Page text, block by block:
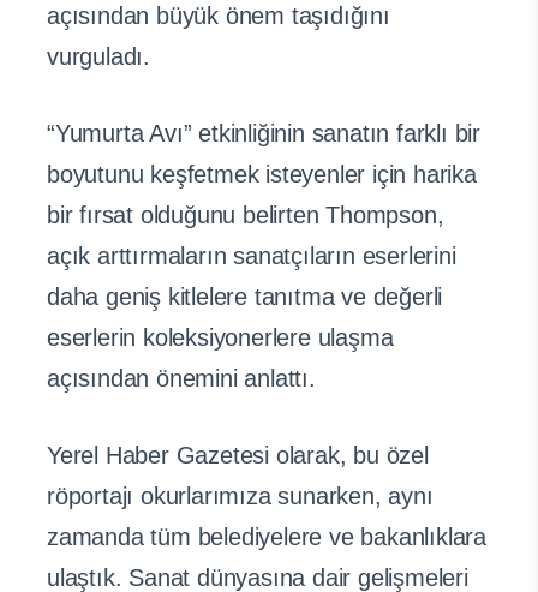
açısından büyük önem taşıdığını
vurguladı.
“Yumurta Avı” etkinliğinin sanatın farklı bir
boyutunu keşfetmek isteyenler için harika
bir fırsat olduğunu belirten Thompson,
açık arttırmaların sanatçıların eserlerini
daha geniş kitlelere tanıtma ve değerli
eserlerin koleksiyonerlere ulaşma
açısından önemini anlattı.
Yerel Haber Gazetesi olarak, bu özel
röportajı okurlarımıza sunarken, aynı
zamanda tüm belediyelere ve bakanlıklara
ulaştık. Sanat dünyasına dair gelişmeleri